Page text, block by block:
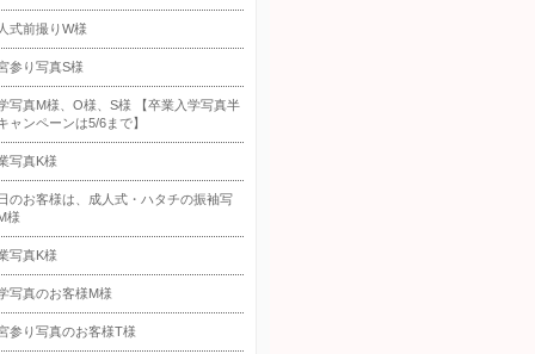
式前撮りW様
参り写真S様
写真M様、O様、S様 【卒業入学写真半
ャンペーンは5/6まで】
写真K様
のお客様は、成人式・ハタチの振袖写
様
写真K様
写真のお客様M様
参り写真のお客様T様